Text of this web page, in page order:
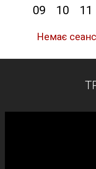
09
10 11
Немає